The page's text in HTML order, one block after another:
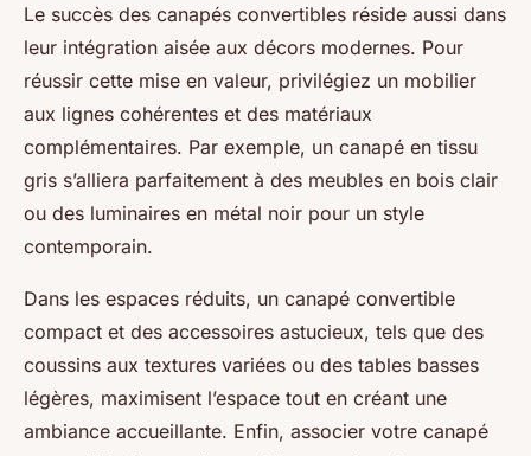
Le succès des canapés convertibles réside aussi dans
leur intégration aisée aux décors modernes. Pour
réussir cette mise en valeur, privilégiez un mobilier
aux lignes cohérentes et des matériaux
complémentaires. Par exemple, un canapé en tissu
gris s’alliera parfaitement à des meubles en bois clair
ou des luminaires en métal noir pour un style
contemporain.
Dans les espaces réduits, un canapé convertible
compact et des accessoires astucieux, tels que des
coussins aux textures variées ou des tables basses
légères, maximisent l’espace tout en créant une
ambiance accueillante. Enfin, associer votre canapé